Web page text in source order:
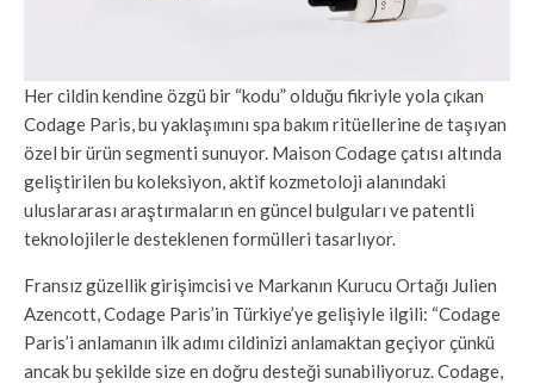
Her cildin kendine özgü bir “kodu” olduğu fikriyle yola çıkan
Codage Paris, bu yaklaşımını spa bakım ritüellerine de taşıyan
özel bir ürün segmenti sunuyor. Maison Codage çatısı altında
geliştirilen bu koleksiyon, aktif kozmetoloji alanındaki
uluslararası araştırmaların en güncel bulguları ve patentli
teknolojilerle desteklenen formülleri tasarlıyor.
Fransız güzellik girişimcisi ve Markanın Kurucu Ortağı Julien
Azencott, Codage Paris’in Türkiye’ye gelişiyle ilgili: “Codage
Paris’i anlamanın ilk adımı cildinizi anlamaktan geçiyor çünkü
ancak bu şekilde size en doğru desteği sunabiliyoruz. Codage,